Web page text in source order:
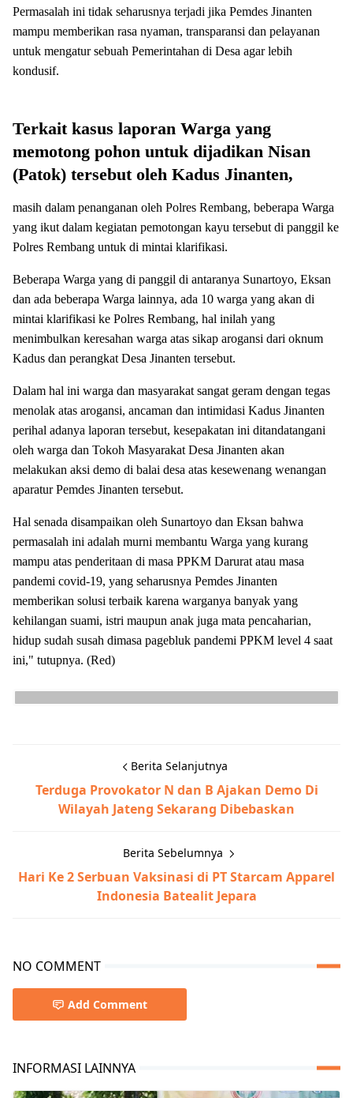
Permasalah ini tidak seharusnya terjadi jika Pemdes Jinanten
mampu memberikan rasa nyaman, transparansi dan pelayanan
untuk mengatur sebuah Pemerintahan di Desa agar lebih
kondusif.
Terkait kasus laporan Warga yang
memotong pohon untuk dijadikan Nisan
(Patok) tersebut oleh Kadus Jinanten,
masih dalam penanganan oleh Polres Rembang, beberapa Warga
yang ikut dalam kegiatan pemotongan kayu tersebut di panggil ke
Polres Rembang untuk di mintai klarifikasi.
Beberapa Warga yang di panggil di antaranya Sunartoyo, Eksan
dan ada beberapa Warga lainnya, ada 10 warga yang akan di
mintai klarifikasi ke Polres Rembang, hal inilah yang
menimbulkan keresahan warga atas sikap arogansi dari oknum
Kadus dan perangkat Desa Jinanten tersebut.
Dalam hal ini warga dan masyarakat sangat geram dengan tegas
menolak atas arogansi, ancaman dan intimidasi Kadus Jinanten
perihal adanya laporan tersebut, kesepakatan ini ditandatangani
oleh warga dan Tokoh Masyarakat Desa Jinanten akan
melakukan aksi demo di balai desa atas kesewenang wenangan
aparatur Pemdes Jinanten tersebut.
Hal senada disampaikan oleh Sunartoyo dan Eksan bahwa
permasalah ini adalah murni membantu Warga yang kurang
mampu atas penderitaan di masa PPKM Darurat atau masa
pandemi covid-19, yang seharusnya Pemdes Jinanten
memberikan solusi terbaik karena warganya banyak yang
kehilangan suami, istri maupun anak juga mata pencaharian,
hidup sudah susah dimasa pagebluk pandemi PPKM level 4 saat
ini," tutupnya. (Red)
Berita Selanjutnya
Terduga Provokator N dan B Ajakan Demo Di
Wilayah Jateng Sekarang Dibebaskan
Berita Sebelumnya
Hari Ke 2 Serbuan Vaksinasi di PT Starcam Apparel
Indonesia Batealit Jepara
NO COMMENT
Add Comment
INFORMASI LAINNYA